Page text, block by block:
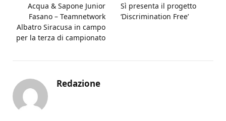
Acqua & Sapone Junior
Fasano – Teamnetwork
Albatro Siracusa in campo
per la terza di campionato
Sì presenta il progetto
‘Discrimination Free’
Redazione